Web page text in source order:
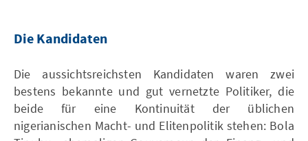
Die Kandidaten
Die aussichtsreichsten Kandidaten waren zwei
bestens bekannte und gut vernetzte Politiker, die
beide für eine Kontinuität der üblichen
nigerianischen Macht- und Elitenpolitik stehen: Bola